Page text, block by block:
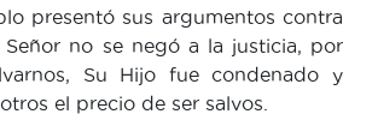
presentó sus argumentos contra
no se negó a la justicia, por
Su Hijo fue condenado y
el precio de ser salvos.